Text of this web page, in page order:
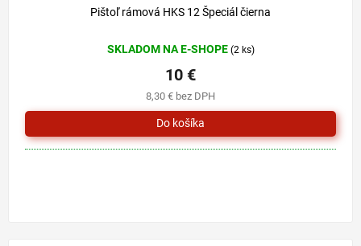
Pištoľ rámová HKS 12 Špeciál čierna
SKLADOM NA E-SHOPE (2 ks)
8,30 € bez DPH
10 €